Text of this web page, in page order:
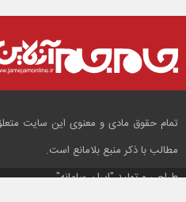
تمام حقوق مادی و معنوی این سایت
مطالب با ذکر منبع بلامانع است.
طراحی و تولید"ایران سامانه"